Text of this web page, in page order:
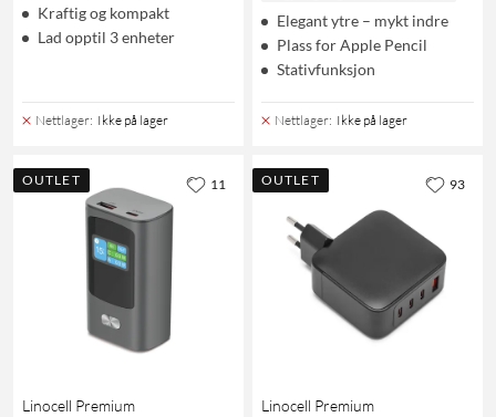
Kraftig og kompakt
Lad opptil 3 enheter
Nettlager: Ikke på lager
Elegant ytre – mykt indre
Plass for Apple Pencil
Stativfunksjon
Nettlager: Ikke på lager
OUTLET
Linocell Premium
11 OUTLET
Linocell Premium
93